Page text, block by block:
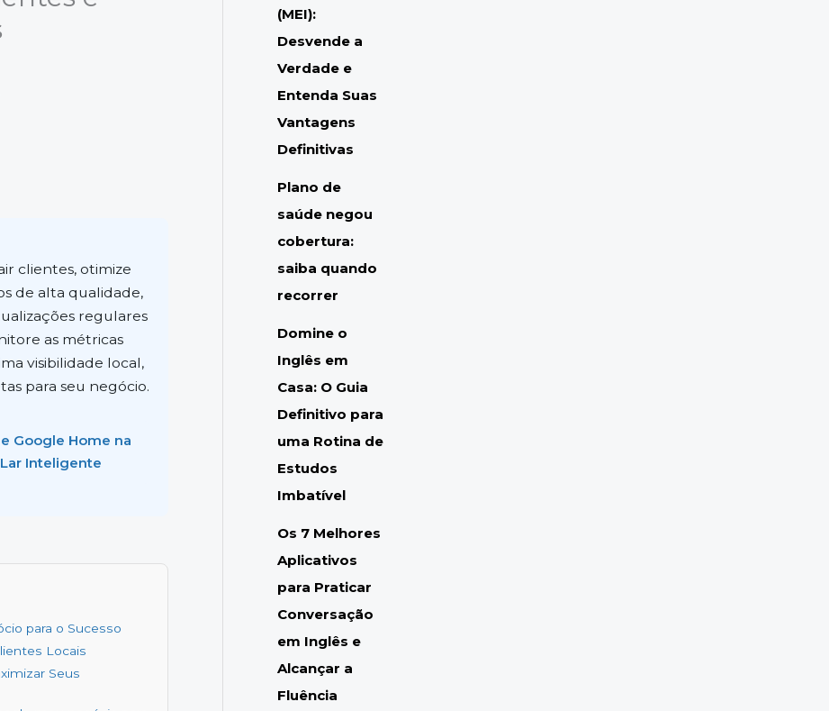
clientes, otimize
de alta qualidade,
regulares
as métricas
visibilidade local,
para seu negócio.
Google Home na
Inteligente
para o Sucesso
Locais
Seus
(MEI):
Desvende a
Verdade e
Entenda Suas
Vantagens
Definitivas
Plano de
saúde negou
cobertura:
saiba quando
recorrer
Domine o
Inglês em
Casa: O Guia
Definitivo para
uma Rotina de
Estudos
Imbatível
Os 7 Melhores
Aplicativos
para Praticar
Conversação
em Inglês e
Alcançar a
Fluência